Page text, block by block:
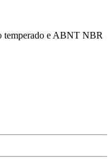
temperado e ABNT NBR